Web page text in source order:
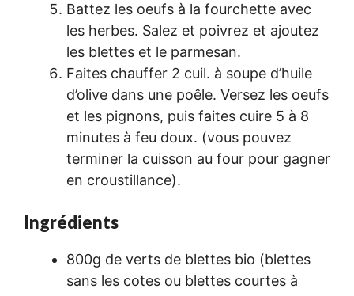
Battez les oeufs à la fourchette avec
les herbes. Salez et poivrez et ajoutez
les blettes et le parmesan.
Faites chauffer 2 cuil. à soupe d’huile
d’olive dans une poêle. Versez les oeufs
et les pignons, puis faites cuire 5 à 8
minutes à feu doux. (vous pouvez
terminer la cuisson au four pour gagner
en croustillance).
Ingrédients
800g de verts de blettes bio (blettes
sans les cotes ou blettes courtes à